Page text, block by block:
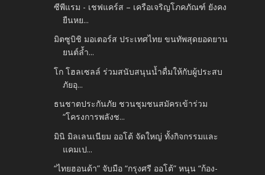
ซีพีแรม - เชฟแคร์ส – เครือเจริญโภคภัณฑ์ ยังคง
ยืนหย...
มิตซูบิชิ มอเตอร์ส ประเทศไทย ขนทัพสุดยอดยาน
ยนต์ล้ำ...
โก โฮลเซลล์ ร่วมสนับสนุนน้ำดื่มให้กับผู้ประสบ
ภัยอุ...
ธนชาตประกันภัย ชวนชุมชนสมัครเข้าร่วม
“โครงการพลังช...
มินิ มิลเลนเนียม ออโต้ จัดใหญ่ ทั้งกิจกรรมและ
แคมเป...
“ไทยฮอนด้า” จับมือ “กรุงศรี ออโต้” หนุน “ก้อง-